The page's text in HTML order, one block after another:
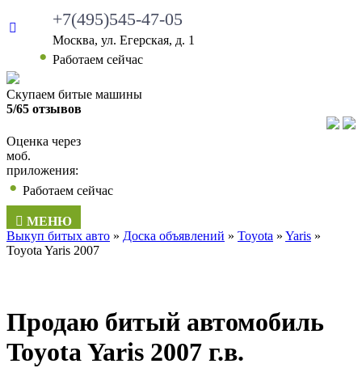
+7(495)545-47-05
Москва, ул. Егерская, д. 1
• Работаем сейчас
Скупаем битые машины
5/65 отзывов
Оценка через
моб.
приложения:
• Работаем сейчас
МЕНЮ
Выкуп битых авто » Доска объявлений » Toyota » Yaris »
Toyota Yaris 2007
Продаю битый автомобиль
Toyota Yaris 2007 г.в.